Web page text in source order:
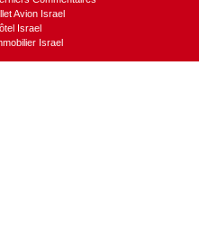
Avion Israel
Israel
Israel